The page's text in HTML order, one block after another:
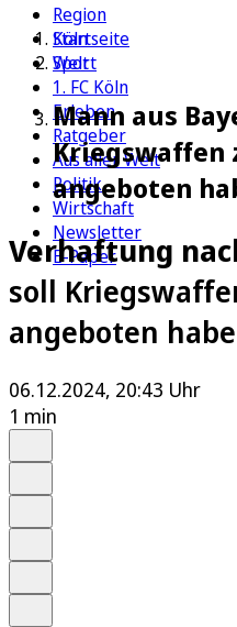
Region
Köln
Sport
1. FC Köln
Erleben
Ratgeber
Aus aller Welt
Politik
Wirtschaft
Newsletter
E-Paper
Startseite
Welt
Mann aus
Kriegswaffen
angeboten
Verhaftung
soll
angeboten
06.12.2024, 20:43 Uhr
1 min